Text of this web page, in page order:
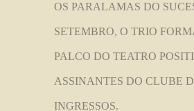
OS PARALAMAS DO
SETEMBRO, O TRIO
PALCO DO TEATRO
ASSINANTES DO CLUBE
INGRESSOS.